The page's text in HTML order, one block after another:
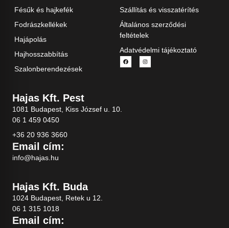
Fésűk és hajkefék
Fodrászkellékek
Hajápolás
Hajhosszabbítás
Szalonberendezések
Szállítás és visszatérítés
Általános szerződési
feltételek
Adatvédelmi tájékoztató
Hajas Kft. Pest
1081 Budapest, Kiss József u. 10.
06 1 459 0450
+36 20 936 3660
Email cím:
info@hajas.hu
Hajas Kft. Buda
1024 Budapest, Retek u 12.
06 1 315 1018
Email cím: